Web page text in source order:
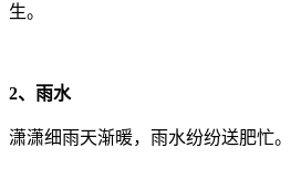
生。
2、雨水
潇潇细雨天渐暖，雨水纷纷送肥忙。